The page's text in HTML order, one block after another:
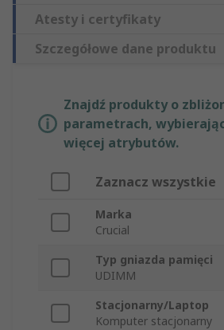
Atesty i certyfikaty
Szczegółowe dane produktu
Znajdź produkty o
parametrach,
więcej atrybutów.
Zaznacz wszystkie
Marka
Crucial
Typ gniazda pamięci
UDIMM
Stacjonarny/Laptop
Komputer stacjonarny